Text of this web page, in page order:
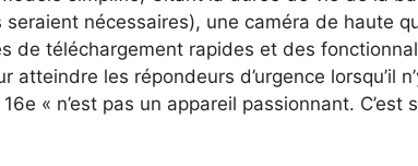
nécessaires), une caméra de haute
de téléchargement rapides et des
atteindre les répondeurs d’urgence lorsqu’il
16e « n’est pas un appareil passionnant.